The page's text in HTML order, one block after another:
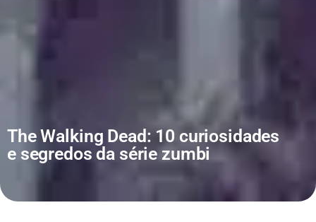
The Walking Dead: 10 curiosidades
e segredos da série zumbi